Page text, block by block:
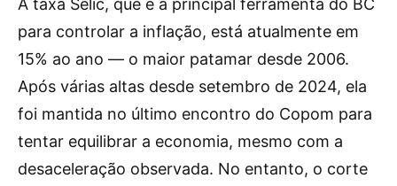
A taxa Selic, que é a principal ferramenta do BC
para controlar a inflação, está atualmente em
15% ao ano — o maior patamar desde 2006.
Após várias altas desde setembro de 2024, ela
foi mantida no último encontro do Copom para
tentar equilibrar a economia, mesmo com a
desaceleração observada. No entanto, o corte